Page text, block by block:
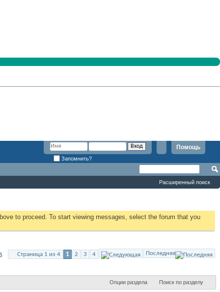
Помощь
Запомнить?
Расширенный поиск
to proceed. To start viewing messages, select the forum that you
Страница 1 из 4 1 2 3 4 Последняя
Опции раздела Поиск по разделу